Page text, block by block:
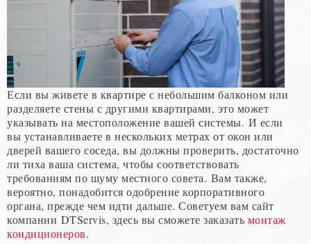
Если вы живете в квартире с небольшим балконом или
разделяете стены с другими квартирами, это может
указывать на местоположение вашей системы. И если
вы устанавливаете в нескольких метрах от окон или
дверей вашего соседа, вы должны проверить, достаточно
ли тиха ваша система, чтобы соответствовать
требованиям по шуму местного совета. Вам также,
вероятно, понадобится одобрение корпоративного
органа, прежде чем идти дальше. Советуем вам сайт
компании DTServis, здесь вы сможете заказать монтаж
кондиционеров.